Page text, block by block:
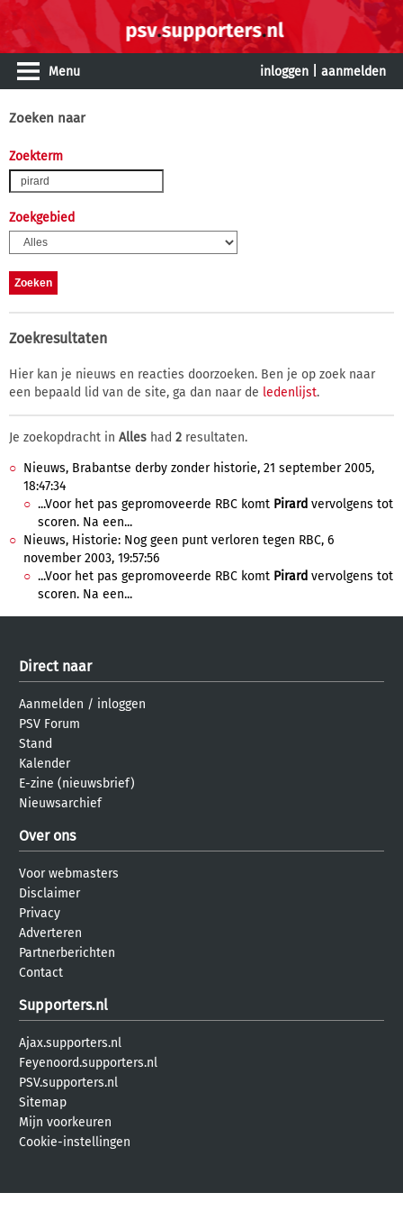
Menu inloggen aanmelden
Zoeken naar
Zoekterm
Zoekgebied
Zoekresultaten
Hier kan je nieuws en reacties doorzoeken. Ben je op zoek naar
een bepaald lid van de site, ga dan naar de ledenlijst.
Je zoekopdracht in Alles had 2 resultaten.
Nieuws, Brabantse derby zonder historie, 21 september 2005,
18:47:34
...Voor het pas gepromoveerde RBC komt Pirard vervolgens tot
scoren. Na een...
Nieuws, Historie: Nog geen punt verloren tegen RBC, 6
november 2003, 19:57:56
...Voor het pas gepromoveerde RBC komt Pirard vervolgens tot
scoren. Na een...
Direct naar
Aanmelden / inloggen
PSV Forum
Stand
Kalender
E-zine (nieuwsbrief)
Nieuwsarchief
Over ons
Voor webmasters
Disclaimer
Privacy
Adverteren
Partnerberichten
Contact
Supporters.nl
Ajax.supporters.nl
Feyenoord.supporters.nl
PSV.supporters.nl
Sitemap
Mijn voorkeuren
Cookie-instellingen